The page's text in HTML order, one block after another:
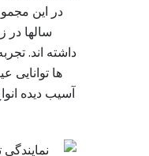
در این
سالها در
داشته اند.
ها